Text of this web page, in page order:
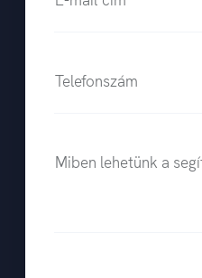
Telefonszám
Miben lehetünk a